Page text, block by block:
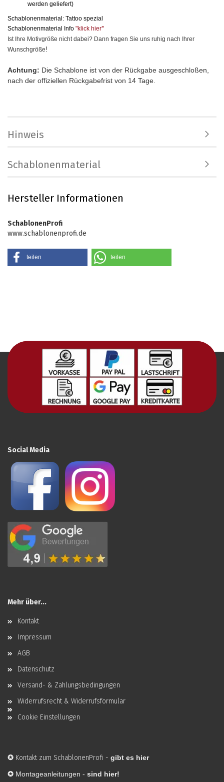
werden geliefert)
Schablonenmaterial: Tattoo spezial
Schablonenmaterial Info "klick hier"
Ist Ihre Motivgröße nicht dabei? Dann fragen Sie uns ruhig nach Ihrer
Wunschgröße!
Achtung: Die Schablone ist von der Rückgabe ausgeschloßen,
nach der offiziellen Rückgabefrist von 14 Tage.
Hinweis
Schablonenmaterial
Hersteller Informationen
SchablonenProfi
www.schablonenprofi.de
teilen teilen
Social Media
Mehr über...
Kontakt
Impressum
AGB
Datenschutz
Versand- & Zahlungsbedingungen
Widerrufsrecht & Widerrufsformular
Cookie Einstellungen
✪ Kontakt zum SchablonenProfi - gibt es hier
✪ Montageanleitungen - sind hier!